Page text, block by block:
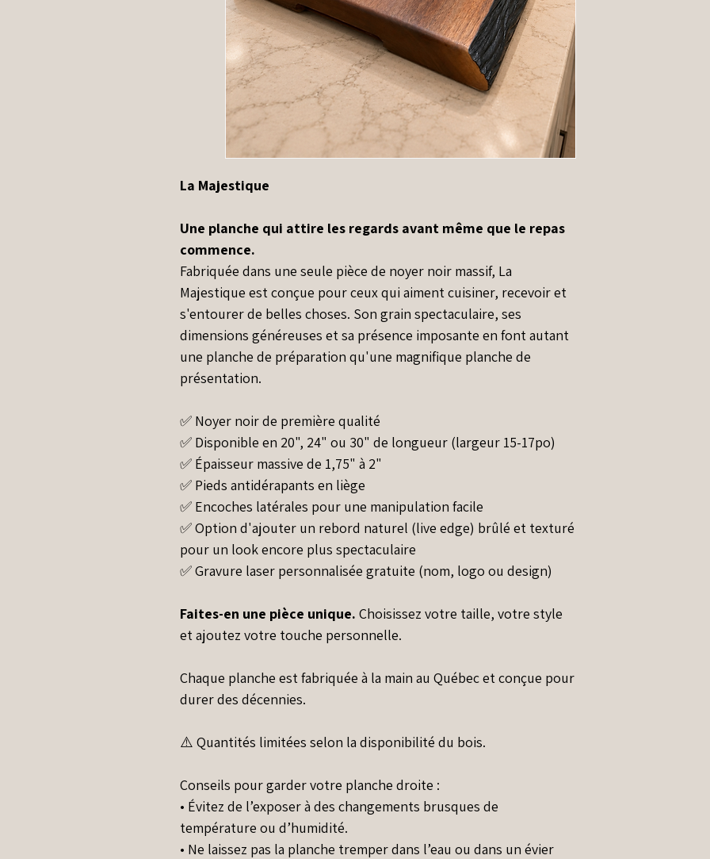
La Majestique
Une planche qui attire les regards avant même que le repas
commence.
Fabriquée dans une seule pièce de noyer noir massif, La
Majestique est conçue pour ceux qui aiment cuisiner, recevoir et
s'entourer de belles choses. Son grain spectaculaire, ses
dimensions généreuses et sa présence imposante en font autant
une planche de préparation qu'une magnifique planche de
présentation.
✅ Noyer noir de première qualité
✅ Disponible en 20", 24" ou 30" de longueur (largeur 15-17po)
✅ Épaisseur massive de 1,75" à 2"
✅ Pieds antidérapants en liège
✅ Encoches latérales pour une manipulation facile
✅ Option d'ajouter un rebord naturel (live edge) brûlé et texturé
pour un look encore plus spectaculaire
✅ Gravure laser personnalisée gratuite (nom, logo ou design)
Faites-en une pièce unique. Choisissez votre taille, votre style
et ajoutez votre touche personnelle.
Chaque planche est fabriquée à la main au Québec et conçue pour
durer des décennies.
⚠️ Quantités limitées selon la disponibilité du bois.
Conseils pour garder votre planche droite :
• Évitez de l’exposer à des changements brusques de
température ou d’humidité.
• Ne laissez pas la planche tremper dans l’eau ou dans un évier